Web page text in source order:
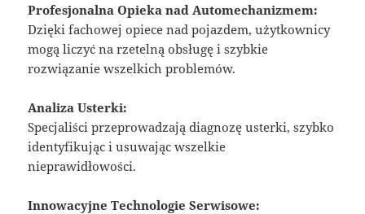
Profesjonalna Opieka nad Automechanizmem:
Dzięki fachowej opiece nad pojazdem, użytkownicy
mogą liczyć na rzetelną obsługę i szybkie
rozwiązanie wszelkich problemów.
Analiza Usterki:
Specjaliści przeprowadzają diagnozę usterki, szybko
identyfikując i usuwając wszelkie
nieprawidłowości.
Innowacyjne Technologie Serwisowe: